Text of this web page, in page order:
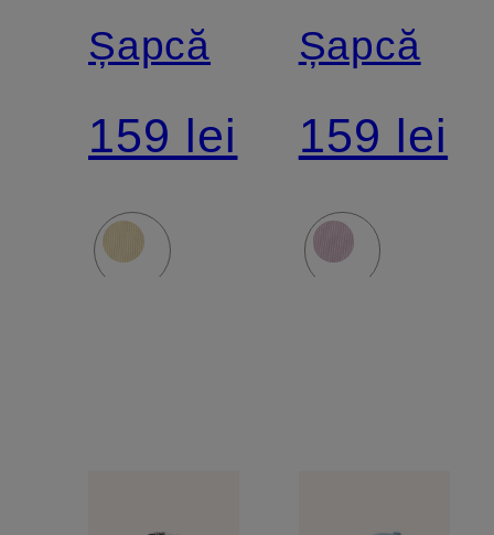
Șapcă
159 lei
Șapcă
159 lei